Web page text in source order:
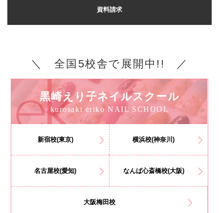
資料請求
＼ 全国5校舎で展開中!! ／
黒崎えり子ネイルスクール
kurosaki eriko NAIL SCHOOL
新宿校(東京) 横浜校(神奈川)
名古屋校(愛知) なんば心斎橋校(大阪)
大阪梅田校